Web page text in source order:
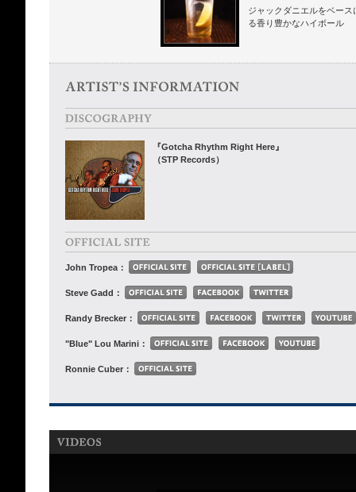
ジャックダニエルをベー
る香り豊かなハイボール
『Gotcha Rhythm Right Here』
（STP Records）
John Tropea：
Steve Gadd：
Randy Brecker：
"Blue" Lou Marini：
Ronnie Cuber：